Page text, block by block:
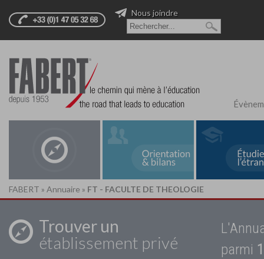
Nous joindre
FABERT » Annuaire » FT - FACULTE DE THEOLOGIE
Trouver un
établissement privé
parmi